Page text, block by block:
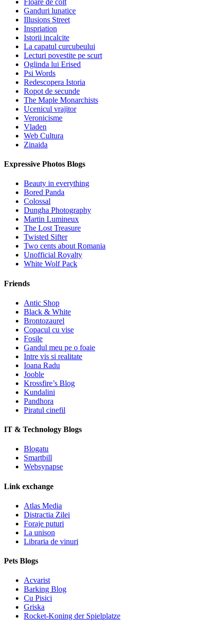
Ganduri lunatice
Illusions Street
Inspriation
Istorii incalcite
La capatul curcubeului
Lecturi povestite pe scurt
Oglinda lui Erised
Psi Words
Redescopera Istoria
Ropot de secunde
The Maple Monarchists
Ucenicul vrajitor
Veronicisme
Vladen
Web Cultura
Zinaida
Expressive Photos Blogs
Beauty in everything
Bored Panda
Colossal
Dungha Photography
Martin Lumineux
The Lost Treasure
Twisted Sifter
Two cents about Romania
Unofficial Royalty
White Wolf Pack
Friends
Antic Shop
Black & White
Brontozaurel
Copacul cu vise
Fosile
Gandul meu pe o foaie
Intre vis si realitate
Ioana Radu
Jooble
Krossfire’s Blog
Kundalini
Pandhora
Piratul cinefil
IT & Technology Blogs
Blogatu
Smartbill
Websynapse
Link exchange
Atlas Media
Distractia Zilei
Foraje puturi
La unison
Libraria de vinuri
Pets Blogs
Acvarist
Barking Blog
Cu Pisici
Griska
Rocket-Koning der Spielplatze